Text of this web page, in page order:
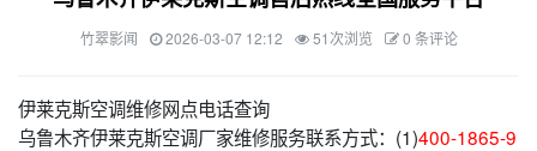
竹翠影闻 2026-03-07 12:12 51次浏览 0 条评论
伊莱克斯空调维修网点电话查询
乌鲁木齐伊莱克斯空调厂家维修服务联系方式：(1)400-1865-9